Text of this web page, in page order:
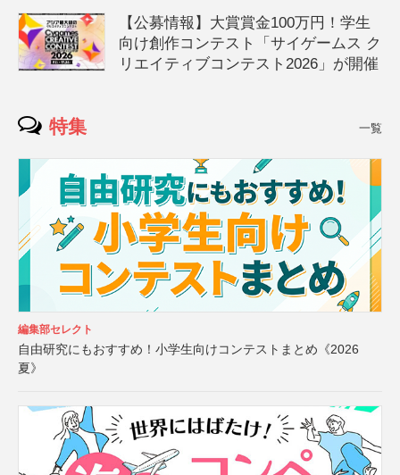
【公募情報】大賞賞金100万円！学生
向け創作コンテスト「サイゲームス ク
リエイティブコンテスト2026」が開催
特集 一覧
編集部セレクト
自由研究にもおすすめ！小学生向けコンテストまとめ《2026
夏》